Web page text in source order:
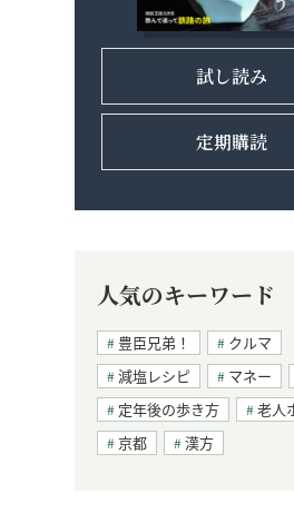
試し読み
定期購読
人気のキーワード
豊臣兄弟！
クルマ
減塩レシピ
マネー
定年後の歩き方
老人
京都
漢方